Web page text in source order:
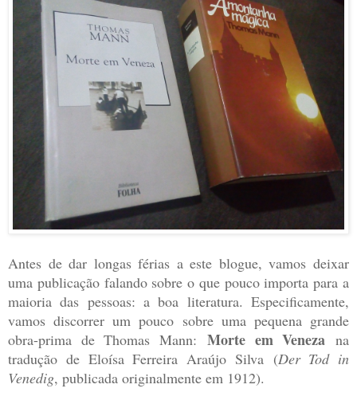
Antes de dar longas férias a este blogue, vamos deixar
uma publicação falando sobre o que pouco importa para a
maioria das pessoas: a boa literatura. Especificamente,
vamos discorrer um pouco sobre uma pequena grande
obra-prima de Thomas Mann: Morte em Veneza na
tradução de Eloísa Ferreira Araújo Silva (Der Tod in
Venedig, publicada originalmente em 1912).